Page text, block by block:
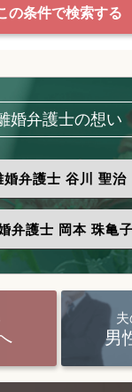
の条件で検索する
婚弁護士の想い
婚弁護士 谷川 聖治
弁護士 岡本 珠亀子
男